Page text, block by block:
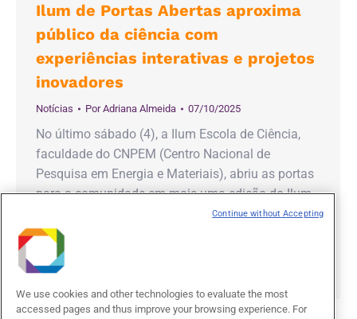
Ilum de Portas Abertas aproxima
público da ciência com
experiências interativas e projetos
inovadores
Notícias PorAdriana Almeida 07/10/2025
No último sábado (4), a Ilum Escola de Ciência,
faculdade do CNPEM (Centro Nacional de
Pesquisa em Energia e Materiais), abriu as portas
para a comunidade em mais uma edição do Ilum
de Portas Abertas (IPA). O evento anual reuniu
dezenas de visitantes em Campinas e
proporcionou um mergulho no universo da ciência,
tecnologia e…
We use cookies and other technologies to evaluate the most
accessed pages and thus improve your browsing experience. For
Continue without Accepting